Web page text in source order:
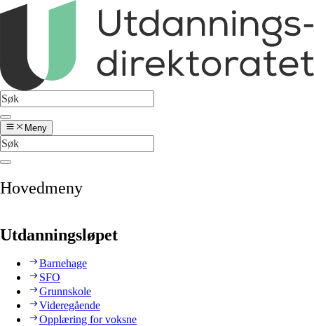
Meny
Hovedmeny
Utdanningsløpet
Barnehage
SFO
Grunnskole
Videregående
Opplæring for voksne